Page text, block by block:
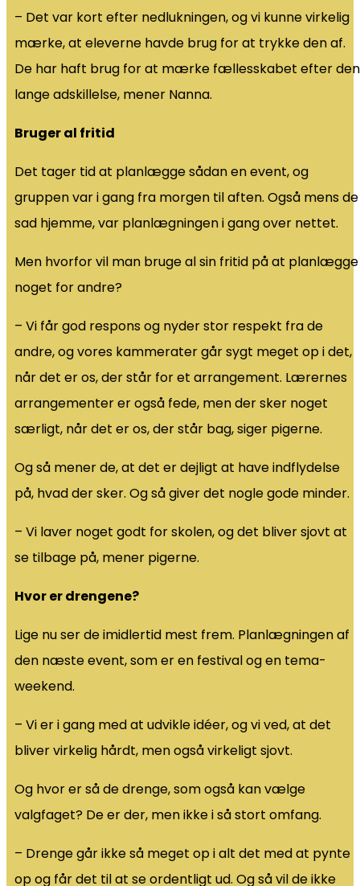
– Det var kort efter nedlukningen, og vi kunne virkelig
mærke, at eleverne havde brug for at trykke den af.
De har haft brug for at mærke fællesskabet efter den
lange adskillelse, mener Nanna.
Bruger al fritid
Det tager tid at planlægge sådan en event, og
gruppen var i gang fra morgen til aften. Også mens de
sad hjemme, var planlægningen i gang over nettet.
Men hvorfor vil man bruge al sin fritid på at planlægge
noget for andre?
– Vi får god respons og nyder stor respekt fra de
andre, og vores kammerater går sygt meget op i det,
når det er os, der står for et arrangement. Lærernes
arrangementer er også fede, men der sker noget
særligt, når det er os, der står bag, siger pigerne.
Og så mener de, at det er dejligt at have indflydelse
på, hvad der sker. Og så giver det nogle gode minder.
– Vi laver noget godt for skolen, og det bliver sjovt at
se tilbage på, mener pigerne.
Hvor er drengene?
Lige nu ser de imidlertid mest frem. Planlægningen af
den næste event, som er en festival og en tema-
weekend.
– Vi er i gang med at udvikle idéer, og vi ved, at det
bliver virkelig hårdt, men også virkeligt sjovt.
Og hvor er så de drenge, som også kan vælge
valgfaget? De er der, men ikke i så stort omfang.
– Drenge går ikke så meget op i alt det med at pynte
op og får det til at se ordentligt ud. Og så vil de ikke